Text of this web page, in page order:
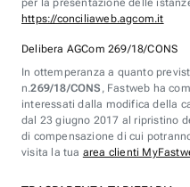
per la presentazione delle
https://conciliaweb.agcom.it
Delibera AGCom 269/18/CONS
In ottemperanza a quanto
n.269/18/CONS , Fastweb ha
interessati dalla modifica della
dal 23 giugno 2017 al ripristino
di compensazione di cui
visita la tua area clienti